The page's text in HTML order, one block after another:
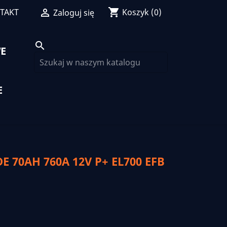
 Zaloguj się shopping_cart Koszyk (0)
search
70AH 760A 12V P+ EL700 EFB